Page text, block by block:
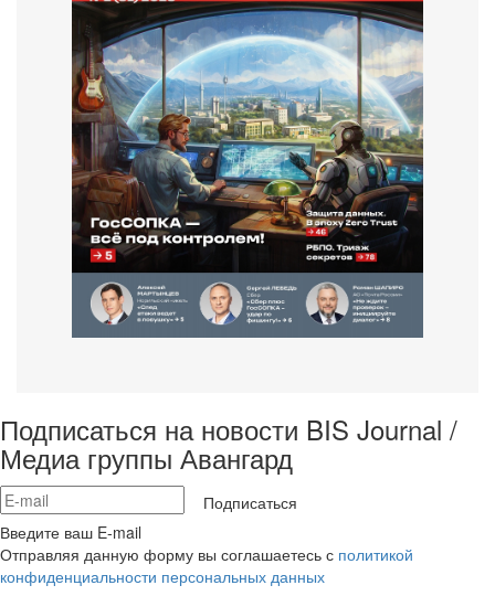
Подписаться на новости BIS Journal /
Медиа группы Авангард
Подписаться
Введите ваш E-mail
Отправляя данную форму вы соглашаетесь с политикой
конфиденциальности персональных данных